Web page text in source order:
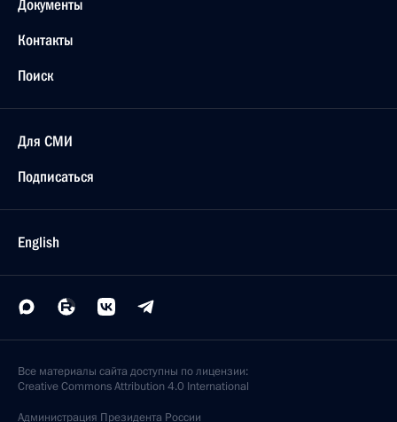
Документы
Контакты
Поиск
Для СМИ
Подписаться
English
Все материалы сайта доступны по лицензии:
Creative Commons Attribution 4.0 International
Администрация Президента России